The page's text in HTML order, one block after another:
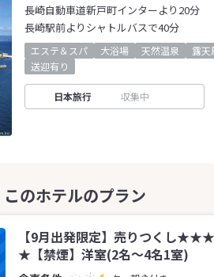
長崎自動車道新戸町インターより20分
長崎駅前よりシャトルバスで40分
エステ＆スパ 大浴場 天然温泉 露天
送迎有り
日本旅行 収集中
【9月出発限定】売りつくし
★【禁煙】洋室(2名～4名1室)